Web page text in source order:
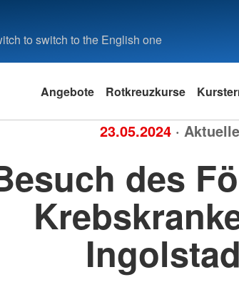
to switch to the English one
Angebote Rotkreuzkurse
23.05.2024 ·
des